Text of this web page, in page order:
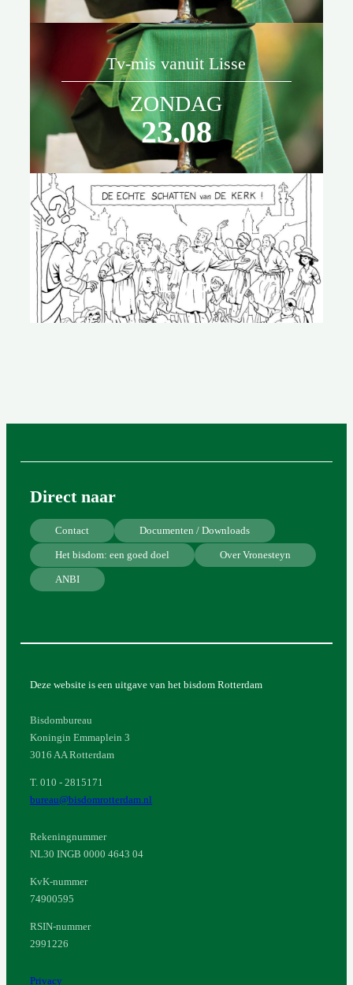
Tv-mis vanuit Lisse
ZONDAG
23.08
Kleurwedstrijd Laurentius
DINSDAG
01.09
Direct naar
Contact Documenten / Downloads
Het bisdom: een goed doel Over Vronesteyn
ANBI
Deze website is een uitgave van het bisdom Rotterdam
Bisdombureau
Koningin Emmaplein 3
3016 AA Rotterdam
T. 010 - 2815171
bureau@bisdomrotterdam.nl
Rekeningnummer
NL30 INGB 0000 4643 04
KvK-nummer
74900595
RSIN-nummer
2991226
Privacy